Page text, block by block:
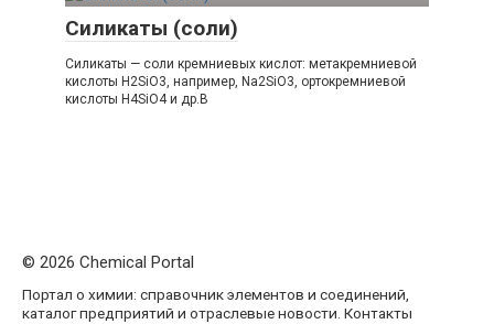
Силикаты (соли)
Силикаты — соли кремниевых кислот: метакремниевой
кислоты H2SiO3, например, Na2SiO3, ортокремниевой
кислоты H4SiO4 и др.В
© 2026 Chemical Portal
Портал о химии: справочник элементов и соединений,
каталог предприятий и отраслевые новости. Контакты